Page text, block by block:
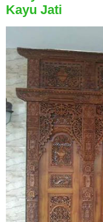
Kayu Jati